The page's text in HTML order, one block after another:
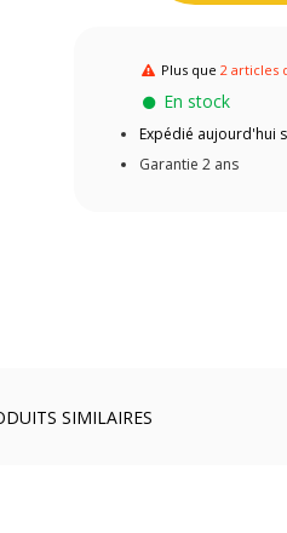
Plus que2 articles
En stock
Expédié aujourd'hui
Garantie 2 ans
SIMILAIRES